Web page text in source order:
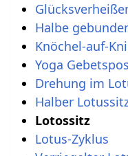
Halbe
Knöchel-auf-
Yoga
Drehung im
Halber
Lotossitz
Lotus-Zyklus